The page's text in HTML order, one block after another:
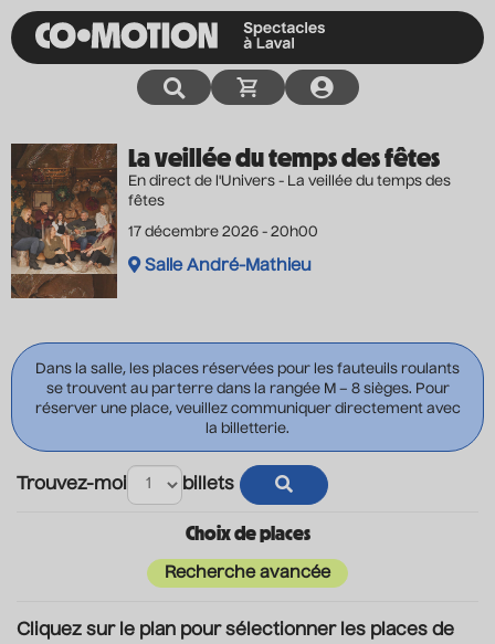
La veillée du temps des fêtes
En direct de l'Univers - La veillée du temps des
fêtes
17 décembre 2026 - 20h00
Salle André-Mathieu
Dans la salle, les places réservées pour les fauteuils roulants
se trouvent au parterre dans la rangée M – 8 sièges. Pour
réserver une place, veuillez communiquer directement avec
la billetterie.
Trouvez-moi billets
Choix de places
Recherche avancée
Cliquez sur le plan pour sélectionner les places de